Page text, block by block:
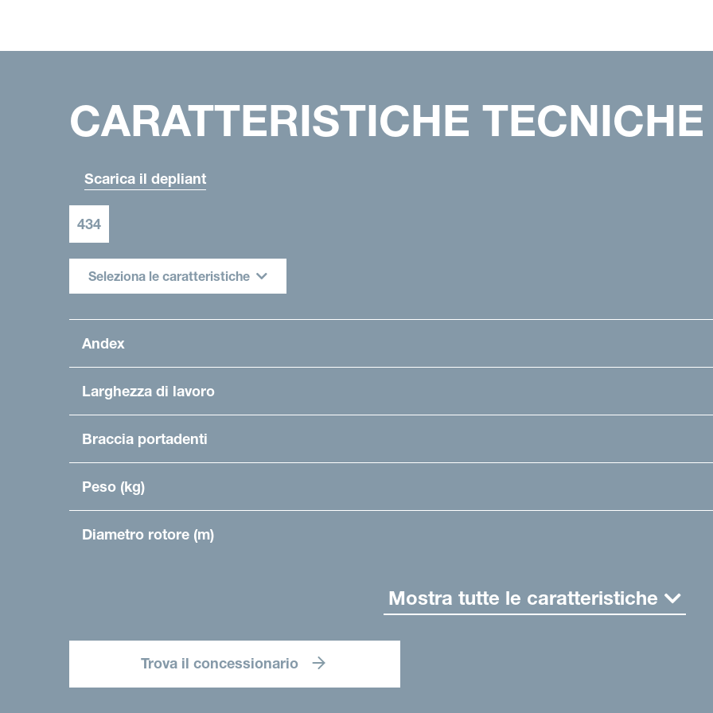
CARATTERISTICHE TECNICHE
Scarica il depliant
434
Seleziona le caratteristiche
Andex
Larghezza di lavoro
Braccia portadenti
Peso (kg)
Diametro rotore (m)
Mostra tutte le caratteristiche
Trova il concessionario